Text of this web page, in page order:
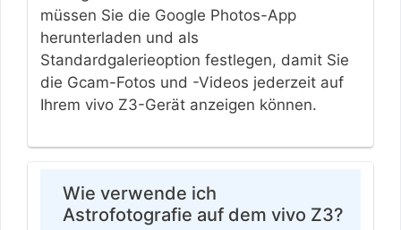
müssen Sie die Google Photos-App
herunterladen und als
Standardgalerieoption festlegen, damit Sie
die Gcam-Fotos und -Videos jederzeit auf
Ihrem vivo Z3-Gerät anzeigen können.
Wie verwende ich
Astrofotografie auf dem vivo Z3?